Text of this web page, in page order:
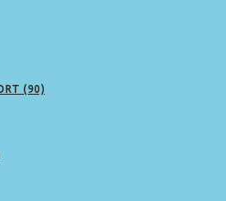
(90)